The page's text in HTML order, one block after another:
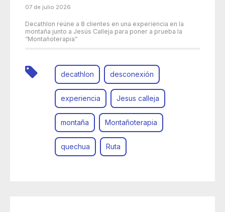
07 de julio 2026
Decathlon reúne a 8 clientes en una experiencia en la
montaña junto a Jesús Calleja para poner a prueba la
“Montañoterapia”
decathlon desconexión
experiencia Jesus calleja
montaña Montañoterapia
quechua Ruta